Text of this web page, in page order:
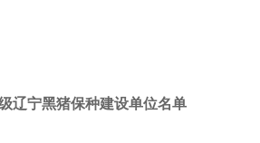
辽宁黑猪保种建设单位名单